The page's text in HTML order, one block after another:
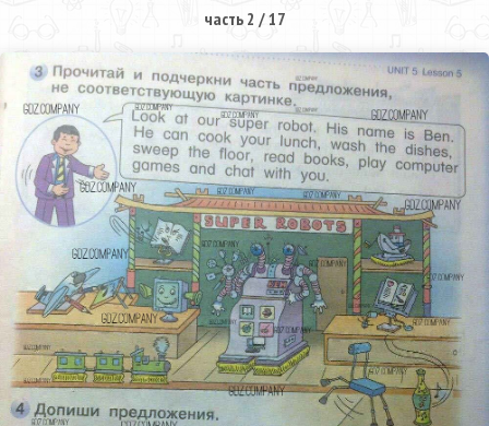
часть 2 / 17